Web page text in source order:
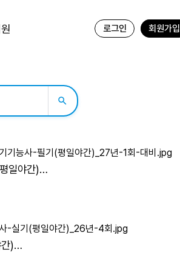
로그인 회원가입
일야간)
27.01.11
)
26.11.12